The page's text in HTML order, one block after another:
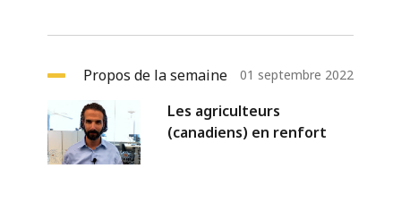
Propos de la semaine 01 septembre 2022
Les agriculteurs
(canadiens) en renfort